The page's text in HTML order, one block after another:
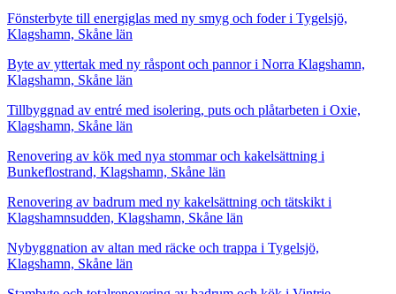
Fönsterbyte till energiglas med ny smyg och foder i Tygelsjö,
Klagshamn, Skåne län
Byte av yttertak med ny råspont och pannor i Norra Klagshamn,
Klagshamn, Skåne län
Tillbyggnad av entré med isolering, puts och plåtarbeten i Oxie,
Klagshamn, Skåne län
Renovering av kök med nya stommar och kakelsättning i
Bunkeflostrand, Klagshamn, Skåne län
Renovering av badrum med ny kakelsättning och tätskikt i
Klagshamnsudden, Klagshamn, Skåne län
Nybyggnation av altan med räcke och trappa i Tygelsjö,
Klagshamn, Skåne län